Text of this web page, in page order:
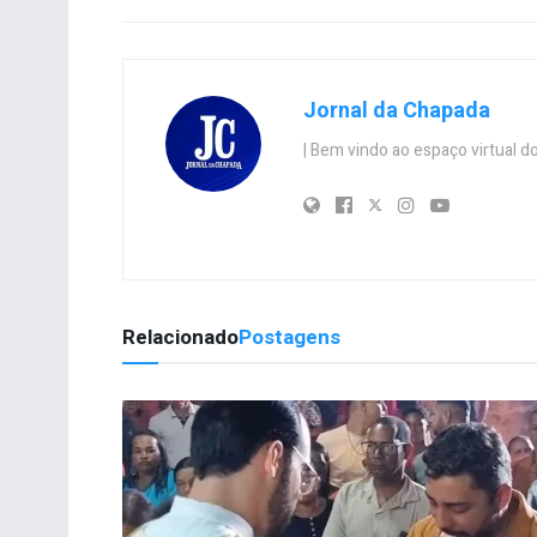
Jornal da Chapada
| Bem vindo ao espaço virtual
RelacionadoPostagens